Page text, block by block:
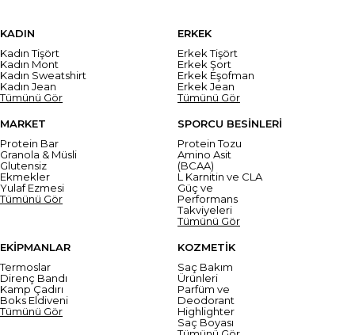
KADIN
Kadın Tişört
Kadın Mont
Kadın Sweatshirt
Kadın Jean
Tümünü Gör
ERKEK
Erkek Tişört
Erkek Şort
Erkek Eşofman
Erkek Jean
Tümünü Gör
MARKET
Protein Bar
Granola & Müsli
Glutensiz
Ekmekler
Yulaf Ezmesi
Tümünü Gör
SPORCU BESİNLERİ
Protein Tozu
Amino Asit
(BCAA)
L Karnitin ve CLA
Güç ve
Performans
Takviyeleri
Tümünü Gör
EKİPMANLAR
Termoslar
Direnç Bandı
Kamp Çadırı
Boks Eldiveni
Tümünü Gör
KOZMETİK
Saç Bakım
Ürünleri
Parfüm ve
Deodorant
Highlighter
Saç Boyası